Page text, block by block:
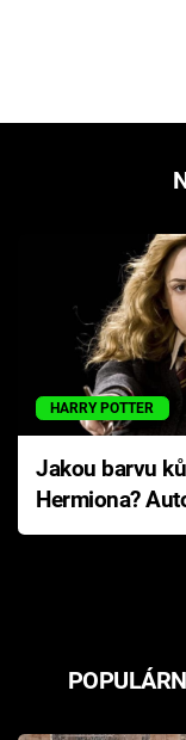
HARRY POTTER
Jakou barvu
Hermiona?
Pottera přišla